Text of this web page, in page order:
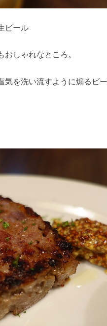
ビール
しゃれなところ。
を洗い流すように煽るビー